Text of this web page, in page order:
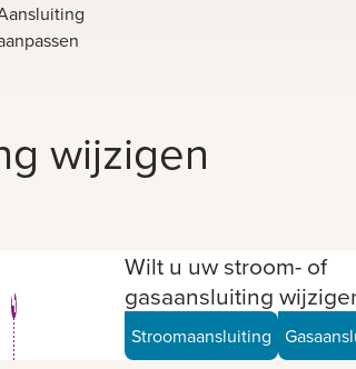
wijzigen
1
Wilt u uw stroom- of
gasaansluiting
Stroomaansluiting